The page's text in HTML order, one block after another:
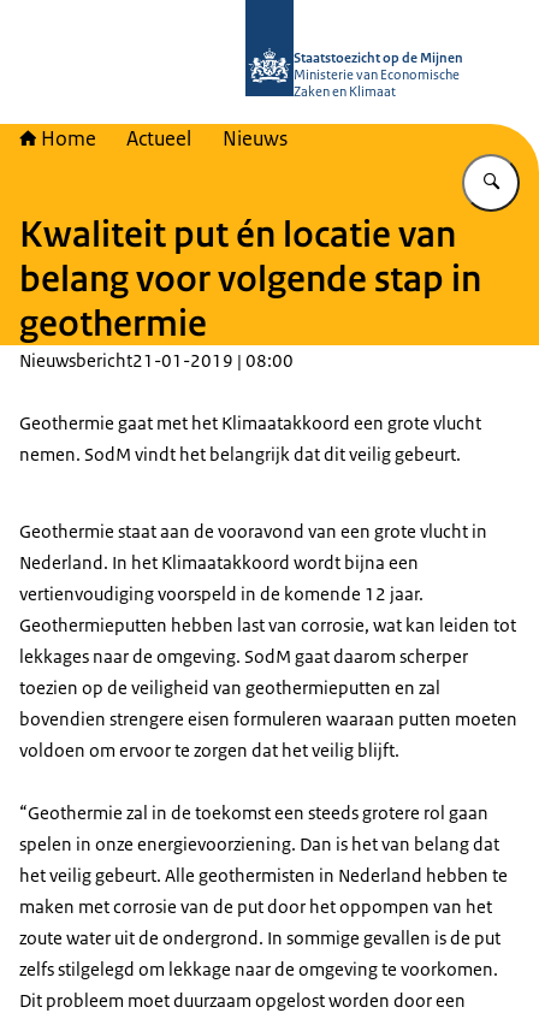
Staatstoezicht op de Mijnen
Ministerie van Economische
Zaken en Klimaat
Home Actueel Nieuws
Kwaliteit put én locatie van
belang voor volgende stap in
geothermie
Nieuwsbericht21-01-2019 | 08:00
Geothermie gaat met het Klimaatakkoord een grote vlucht
nemen. SodM vindt het belangrijk dat dit veilig gebeurt.
Geothermie staat aan de vooravond van een grote vlucht in
Nederland. In het Klimaatakkoord wordt bijna een
vertienvoudiging voorspeld in de komende 12 jaar.
Geothermieputten hebben last van corrosie, wat kan leiden tot
lekkages naar de omgeving. SodM gaat daarom scherper
toezien op de veiligheid van geothermieputten en zal
bovendien strengere eisen formuleren waaraan putten moeten
voldoen om ervoor te zorgen dat het veilig blijft.
“Geothermie zal in de toekomst een steeds grotere rol gaan
spelen in onze energievoorziening. Dan is het van belang dat
het veilig gebeurt. Alle geothermisten in Nederland hebben te
maken met corrosie van de put door het oppompen van het
zoute water uit de ondergrond. In sommige gevallen is de put
zelfs stilgelegd om lekkage naar de omgeving te voorkomen.
Dit probleem moet duurzaam opgelost worden door een